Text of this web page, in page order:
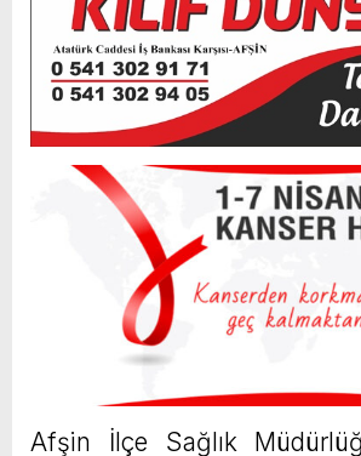
Afşin İlçe Sağlık